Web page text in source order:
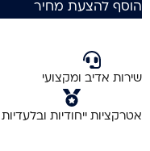
הוסף להצעת מחיר
שירות אדיב ומקצועי
אטרקציות ייחודיות ובלעדיות